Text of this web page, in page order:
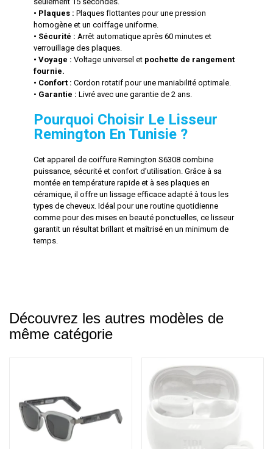
• Plaques : Plaques flottantes pour une pression
homogène et un coiffage uniforme.
• Sécurité : Arrêt automatique après 60 minutes et
verrouillage des plaques.
• Voyage : Voltage universel et pochette de rangement
fournie.
• Confort : Cordon rotatif pour une maniabilité optimale.
• Garantie : Livré avec une garantie de 2 ans.
Pourquoi Choisir Le Lisseur
Remington En Tunisie ?
Cet appareil de coiffure Remington S6308 combine
puissance, sécurité et confort d’utilisation. Grâce à sa
montée en température rapide et à ses plaques en
céramique, il offre un lissage efficace adapté à tous les
types de cheveux. Idéal pour une routine quotidienne
comme pour des mises en beauté ponctuelles, ce lisseur
garantit un résultat brillant et maîtrisé en un minimum de
temps.
Découvrez les autres modèles de
même catégorie